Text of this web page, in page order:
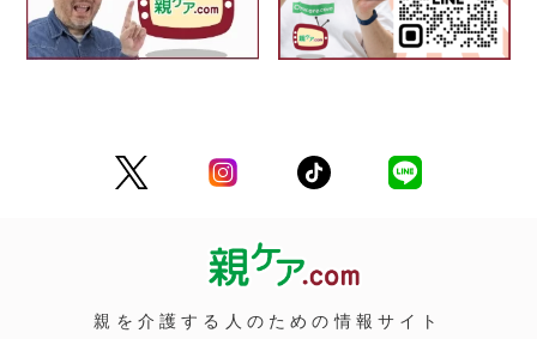
親を介護する人のための情報サイト